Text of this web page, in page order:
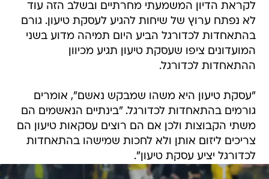
לקראת הדיון המשמעתי מחרתיים ובשלב הזה עוד
לא נפתח ערוץ של שיחות להגיע לעסקת טיעון. גורם
בהתאחדות לכדורגל הביע היום תמיהה מדוע בשני
המועדונים ציפו שעסקת טיעון תגיע מכיוון
ההתאחדות לכדורגל.
"עסקת טיעון היא משהו שמבקש נאשם", אומרים
גורמים בהתאחדות לכדורגל. "בינתיים הנאשמים הם
משתי הקבוצות ולכן אם הם רוצים עסקאות טיעון הם
צריכים ליזום אותן ולא לחכות שמישהו בהתאחדות
לכדורגל יציע עסקת טיעון".